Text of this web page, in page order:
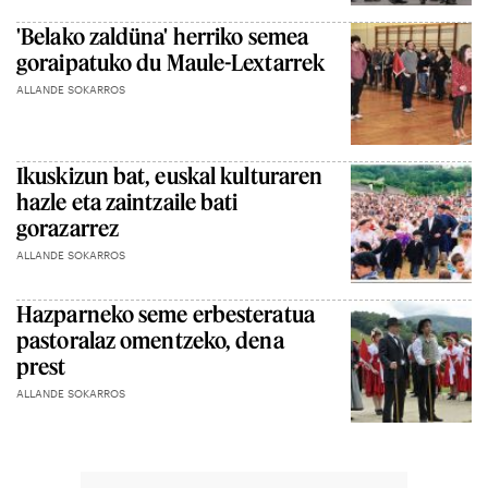
'Belako zaldüna' herriko semea
goraipatuko du Maule-Lextarrek
ALLANDE SOKARROS
Ikuskizun bat, euskal kulturaren
hazle eta zaintzaile bati
gorazarrez
ALLANDE SOKARROS
Hazparneko seme erbesteratua
pastoralaz omentzeko, dena
prest
ALLANDE SOKARROS